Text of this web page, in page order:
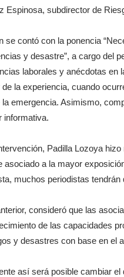
Espinosa, subdirector de
se contó con la ponencia
y desastre”, a cargo del
laborales y anécdotas en
de la experiencia, cuando
la emergencia. Asimismo,
informativa.
Padilla Lozoya
asociado a la mayor
muchos periodistas
consideró que las
de las capacidades
y desastres con base en el
así será posible cambiar